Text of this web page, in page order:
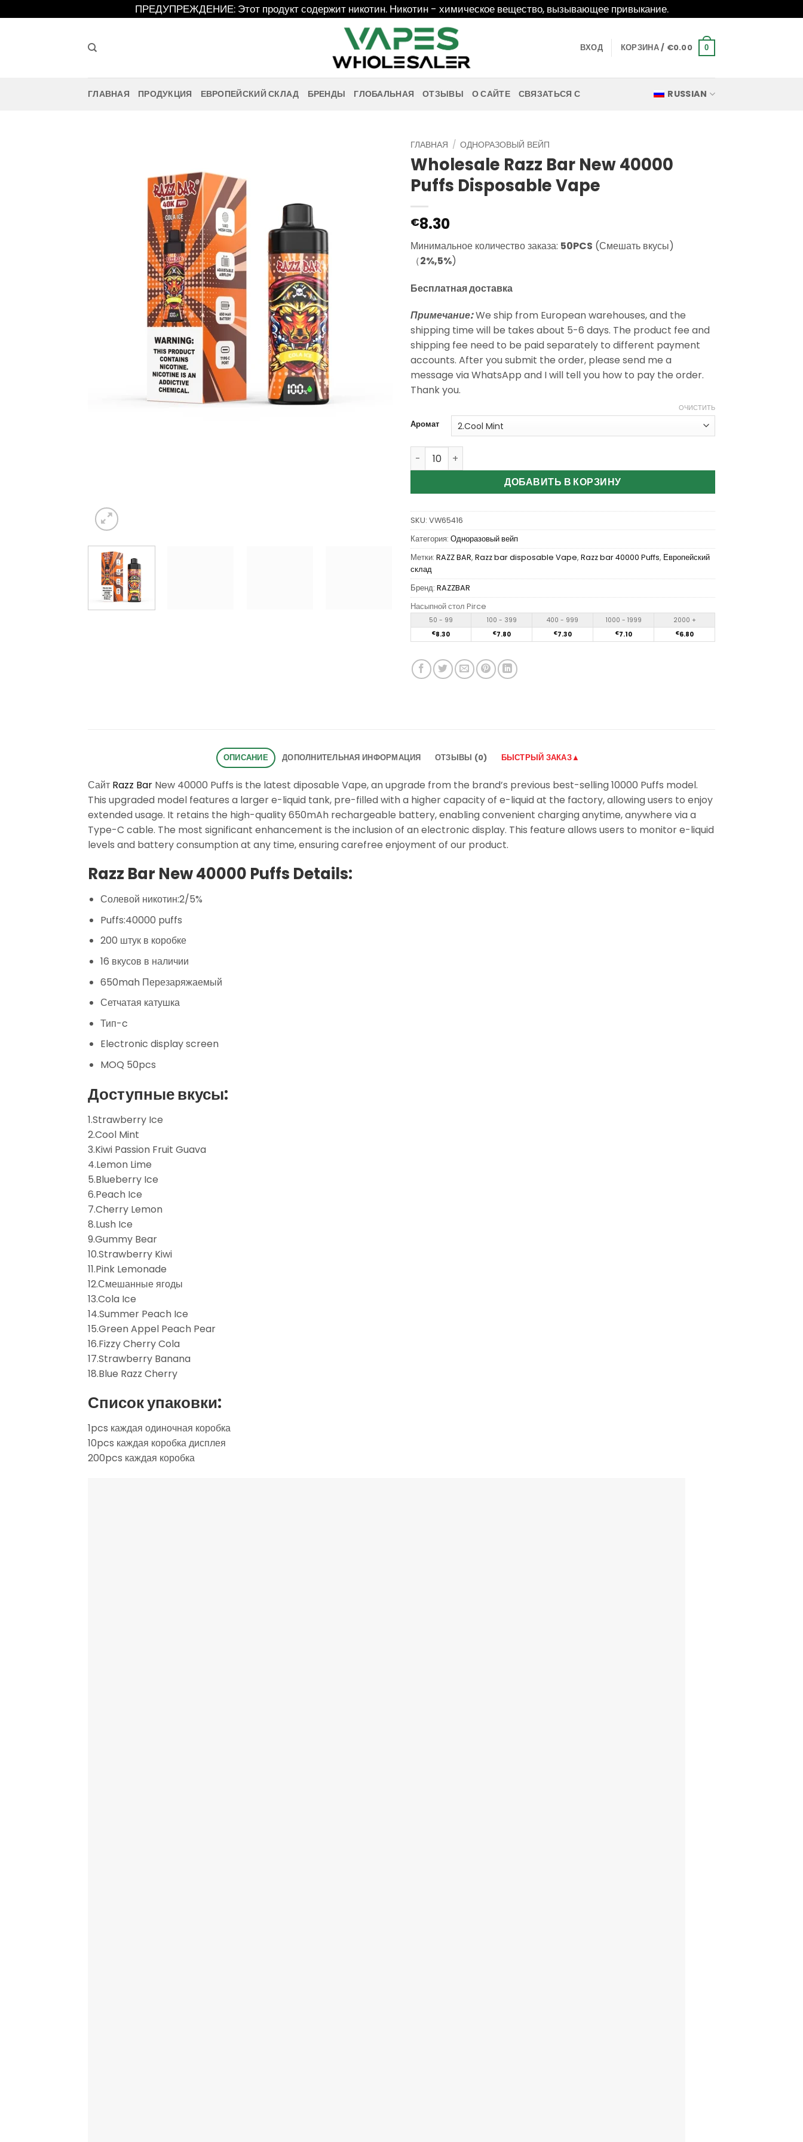
к
ПРЕДУПРЕЖДЕНИЕ: Этот продукт содержит никотин. Никотин - химическое вещество, вызывающее привыкание.
ВХОД КОРЗИНА / €0.00 0
ГЛАВНАЯ ПРОДУКЦИЯ ЕВРОПЕЙСКИЙ СКЛАД БРЕНДЫ ГЛОБАЛЬНАЯ ОТЗЫВЫ О САЙТЕ СВЯЗАТЬСЯ С RUSSIAN
ГЛАВНАЯ / ОДНОРАЗОВЫЙ ВЕЙП
Wholesale Razz Bar New 40000
Puffs Disposable Vape
€8.30
Минимальное количество заказа: 50PCS (Смешать вкусы)
（2%,5%)
Бесплатная доставка
Примечание:We ship from European warehouses, and the
shipping time will be takes about 5-6 days. The product fee and
shipping fee need to be paid separately to different payment
accounts. After you submit the order, please send me a
message via WhatsApp and I will tell you how to pay the order.
Thank you.
Аромат
ОЧИСТИТЬ
Количество Wholesale Razz Bar New 40000 Puffs Disposable Vape
ДОБАВИТЬ В КОРЗИНУ
SKU: VW65416
Категория: Одноразовый вейп
Метки: RAZZ BAR, Razz bar disposable Vape, Razz bar 40000 Puffs, Европейский
склад
Бренд: RAZZBAR
Насыпной стол Pirce
50 - 99 100 - 399 400 - 999 1000 - 1999 2000 +
€8.30 €7.80 €7.30 €7.10 €6.80
ОПИСАНИЕ ДОПОЛНИТЕЛЬНАЯ ИНФОРМАЦИЯ ОТЗЫВЫ (0) БЫСТРЫЙ ЗАКАЗ▲
Сайт Razz Bar New 40000 Puffs is the latest diposable Vape, an upgrade from the brand’s previous best-selling 10000 Puffs model.
This upgraded model features a larger e-liquid tank, pre-filled with a higher capacity of e-liquid at the factory, allowing users to enjoy
extended usage. It retains the high-quality 650mAh rechargeable battery, enabling convenient charging anytime, anywhere via a
Type-C cable. The most significant enhancement is the inclusion of an electronic display. This feature allows users to monitor e-liquid
levels and battery consumption at any time, ensuring carefree enjoyment of our product.
Razz Bar New 40000 Puffs Details:
Солевой никотин:2/5%
Puffs:40000 puffs
200 штук в коробке
16 вкусов в наличии
650mah Перезаряжаемый
Сетчатая катушка
Тип-c
Electronic display screen
MOQ 50pcs
Доступные вкусы:
1.Strawberry Ice
2.Cool Mint
3.Kiwi Passion Fruit Guava
4.Lemon Lime
5.Blueberry Ice
6.Peach Ice
7.Cherry Lemon
8.Lush Ice
9.Gummy Bear
10.Strawberry Kiwi
11.Pink Lemonade
12.Смешанные ягоды
13.Cola Ice
14.Summer Peach Ice
15.Green Appel Peach Pear
16.Fizzy Cherry Cola
17.Strawberry Banana
18.Blue Razz Cherry
Список упаковки:
1pcs каждая одиночная коробка
10pcs каждая коробка дисплея
200pcs каждая коробка